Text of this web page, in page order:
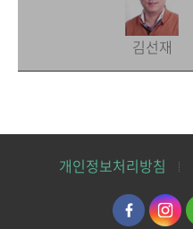
김선재
개인정보처리방침